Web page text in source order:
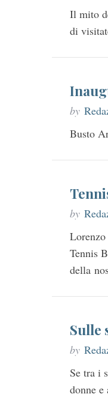
Il mito
di
by
Busto
by
Tennis
della
Sulle
by
Se tra i
donne